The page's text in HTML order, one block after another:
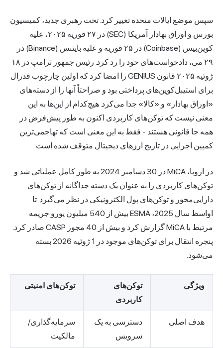
سپس موضع ایالات متحده تغییر کرد. تحت رهبری جدید، کمیسیون
بورس و اوراق بهادار آمریکا (SEC) در ۲۷ فوریه ۲۰۲۵، علیه
کوین‌بیس (Coinbase) در ۲۵ فوریه و علیه بایننس (Binance) در
۲۹ می، دادخواست‌های خود را رد کرد. رئیس جمهور ترامپ در ۱۸
ژوئیه ۲۰۲۵ قانون GENIUS را امضا کرد که اولین چارچوب فدرال
برای استیبل‌کوین‌های پرداختی بود و صراحتاً آنها را از دسته‌های
«اوراق بهادار» و «کالا» جدا می‌کرد. هیچ‌کدام از این‌ها به این
معنی نیست که توکن‌های کاربردی اکنون به طور پیش‌فرض در
همه جا قانونی هستند - فقط به این معنی است که تهاجمی‌ترین
کمپین اجرایی در تاریخ ارزهای دیجیتال متوقف شده است.
در اروپا، MiCA در 30 دسامبر 2024 به طور کامل عملیاتی شد و
توکن‌های کاربردی را به عنوان یک دسته جداگانه از توکن‌های
دارایی‌محور و توکن‌های پول الکترونیکی در نظر می‌گیرد. تا
اواسط سال 2025، ESMA بیش از 540 میلیون یورو جریمه
مرتبط با MiCA گزارش کرد و بیش از 40 مجوز CASP صادر کرد.
پنجره انتقال برای توکن‌های موجود در 1 ژوئیه 2026 بسته
می‌شود.
ویژگی
توکن‌های
کاربردی
توکن‌های امنیتی
هدف اصلی
دسترسی به یک
سرویس
سرمایه‌گذاری/
مالکیت